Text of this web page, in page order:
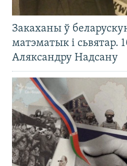
Закаханы ў
матэматык і сьвятар.
Аляксандру Надсану